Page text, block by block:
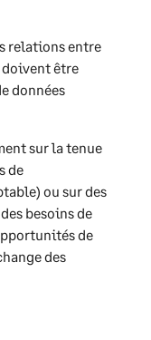
relations entre
doivent être
données
sur la tenue
de
ou sur des
besoins de
de
des